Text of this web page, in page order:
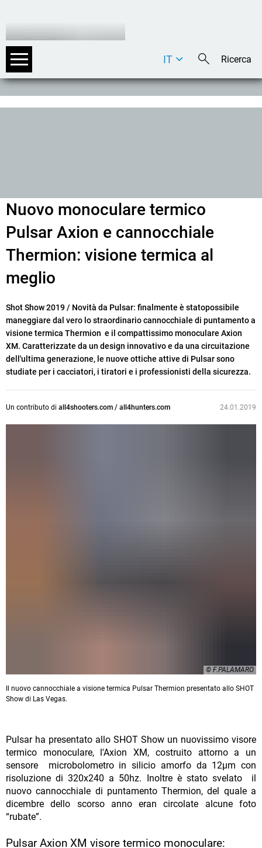
DE
IT
Nuovo monoculare termico
Pulsar Axion e cannocchiale
Thermion: visione termica al
meglio
Shot Show 2019 / Novità da Pulsar: finalmente è statopossibile
maneggiare dal vero lo straordinario cannocchiale di puntamento a
visione termica Thermion e il compattissimo monoculare Axion
XM. Caratterizzate da un design innovativo e da una circuitazione
dell'ultima generazione, le nuove ottiche attive di Pulsar sono
studiate per i cacciatori, i tiratori e i professionisti della sicurezza.
Un contributo di all4shooters.com / all4hunters.com 24.01.2019
© F.PALAMARO
Il nuovo cannocchiale a visione termica Pulsar Thermion presentato allo SHOT
Show di Las Vegas.
Pulsar ha presentato allo SHOT Show un nuovissimo visore
termico monoculare, l'Axion XM, costruito attorno a un
sensore microbolometro in silicio amorfo da 12µm con
risoluzione di 320x240 a 50hz. Inoltre è stato svelato il
nuovo cannocchiale di puntamento Thermion, del quale a
dicembre dello scorso anno eran circolate alcune foto
“rubate”.
Pulsar Axion XM visore termico monoculare: